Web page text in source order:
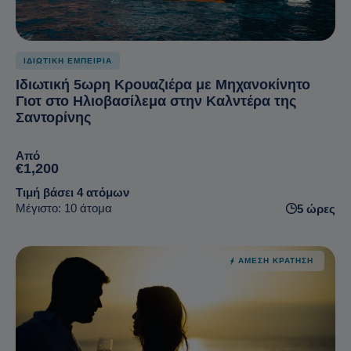
ΙΔΙΩΤΙΚΗ ΕΜΠΕΙΡΙΑ
Ιδιωτική 5ωρη Κρουαζιέρα με Μηχανοκίνητο
Γιοτ στο Ηλιοβασίλεμα στην Καλντέρα της
Σαντορίνης
Από
€1,200
Τιμή βάσει 4 ατόμων
Μέγιστο: 10 άτομα
5 ώρες
ΆΜΕΣΗ ΚΡΆΤΗΣΗ